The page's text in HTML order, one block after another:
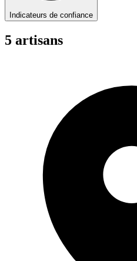
Indicateurs de confiance
5 artisans